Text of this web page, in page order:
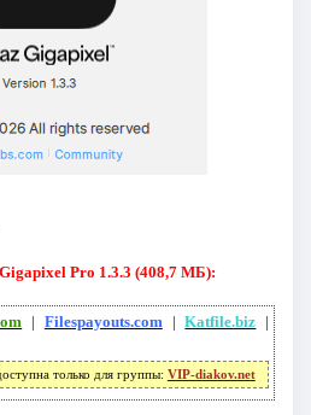
Pro 1.3.3 (408,7 МБ):
| Filespayouts.com|Katfile.biz |
только для группы: VIP-diakov.net